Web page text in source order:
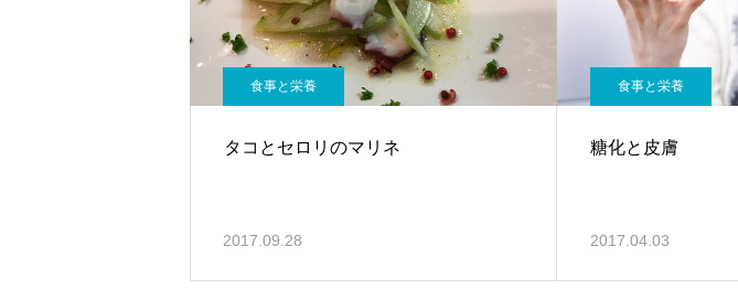
食事と栄養
タコとセロリのマリネ
2017.09.28
食事と栄養
糖化と皮膚
2017.04.03